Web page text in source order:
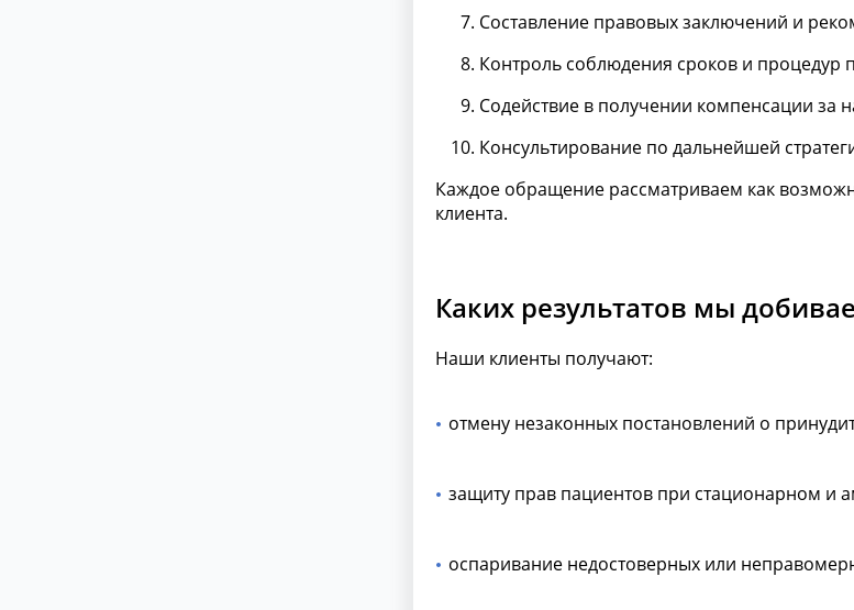
Составление правовых заключений и
Контроль соблюдения сроков и процедур
Содействие в получении компенсации за
Консультирование по дальнейшей
Каждое обращение рассматриваем как
клиента.
Каких результатов мы
Наши клиенты получают:
отмену незаконных постановлений о
защиту прав пациентов при стационарном и
оспаривание недостоверных или